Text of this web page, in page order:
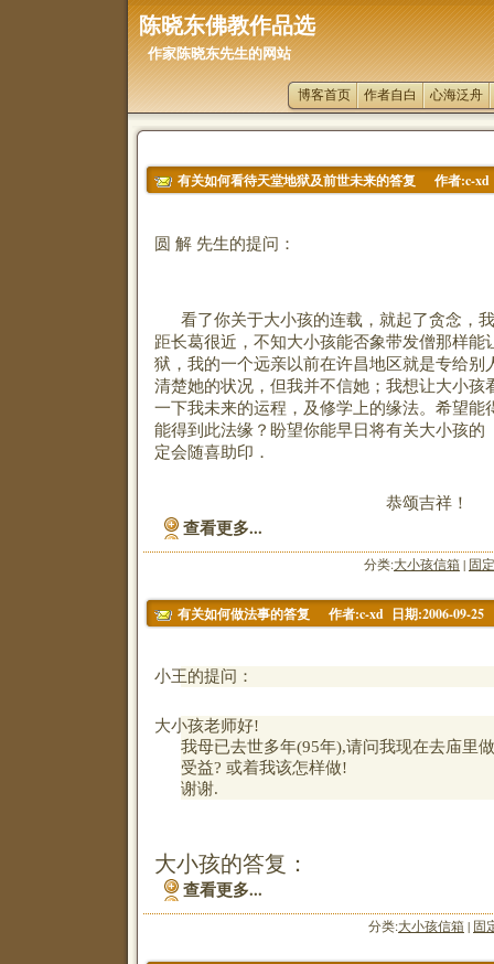
陈晓东佛教作品选
作家陈晓东先生的网站
博客首页 作者自白 心海泛舟
有关如何看待天堂地狱及前世未来的答复 作者:c-xd
圆 解先生的提问：
看了你关于大小孩的连载，就起了贪念，
距长葛很近，不知大小孩能否象带发僧那样能
狱，我的一个远亲以前在许昌地区就是专给别
清楚她的状况，但我并不信她；我想让大小孩
一下我未来的运程，及修学上的缘法。希望能
能得到此法缘？盼望你能早日将有关大小孩的
定会随喜助印．
恭颂吉祥！
查看更多...
分类:大小孩信箱 | 固
有关如何做法事的答复 作者:c-xd 日期:2006-09-25
小王的提问：
大小孩老师好!
我母已去世多年(95年),请问我现在去庙里
受益? 或着我该怎样做!
谢谢.
大小孩的答复：
查看更多...
分类:大小孩信箱 | 固